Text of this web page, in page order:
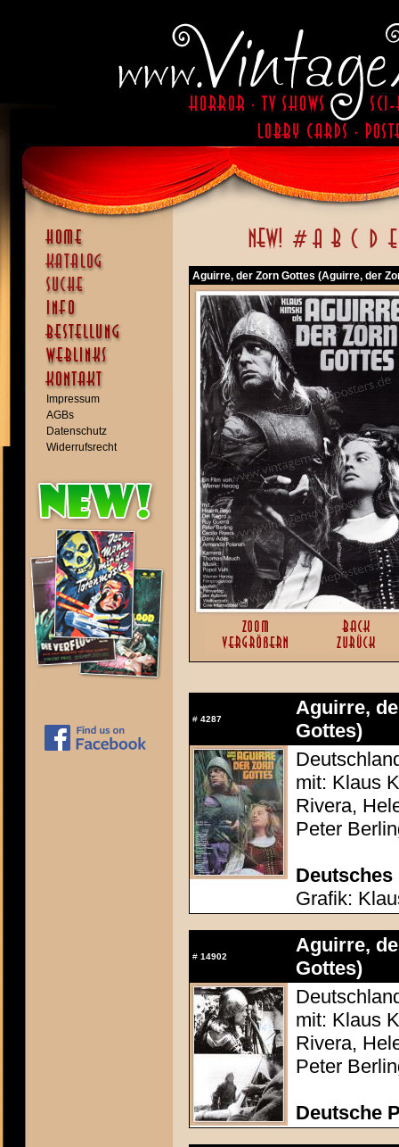
Impressum
AGBs
Datenschutz
Widerrufsrecht
Aguirre, der Zorn Gottes (Aguirre, der
# 4287
Aguirre,
Gottes)
mit: Klaus
Rivera,
Peter
Deutsches
Grafik:
# 14902
Aguirre,
Gottes)
mit: Klaus
Rivera,
Peter
Deutsche